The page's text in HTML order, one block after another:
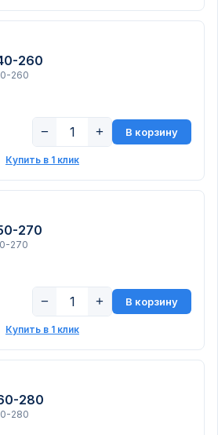
260
260
− + В корзину
Купить в 1 клик
270
270
− + В корзину
Купить в 1 клик
280
280